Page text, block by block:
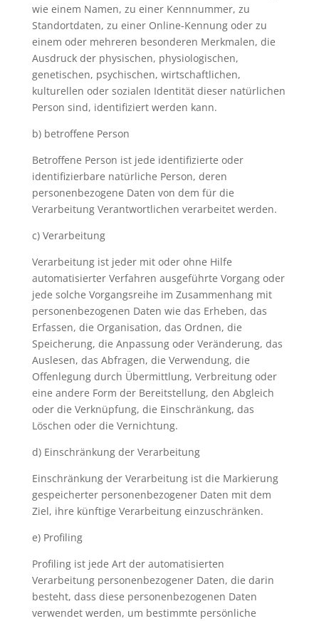
wie einem Namen, zu einer Kennnummer, zu
Standortdaten, zu einer Online-Kennung oder zu
einem oder mehreren besonderen Merkmalen, die
Ausdruck der physischen, physiologischen,
genetischen, psychischen, wirtschaftlichen,
kulturellen oder sozialen Identität dieser natürlichen
Person sind, identifiziert werden kann.
b) betroffene Person
Betroffene Person ist jede identifizierte oder
identifizierbare natürliche Person, deren
personenbezogene Daten von dem für die
Verarbeitung Verantwortlichen verarbeitet werden.
c) Verarbeitung
Verarbeitung ist jeder mit oder ohne Hilfe
automatisierter Verfahren ausgeführte Vorgang oder
jede solche Vorgangsreihe im Zusammenhang mit
personenbezogenen Daten wie das Erheben, das
Erfassen, die Organisation, das Ordnen, die
Speicherung, die Anpassung oder Veränderung, das
Auslesen, das Abfragen, die Verwendung, die
Offenlegung durch Übermittlung, Verbreitung oder
eine andere Form der Bereitstellung, den Abgleich
oder die Verknüpfung, die Einschränkung, das
Löschen oder die Vernichtung.
d) Einschränkung der Verarbeitung
Einschränkung der Verarbeitung ist die Markierung
gespeicherter personenbezogener Daten mit dem
Ziel, ihre künftige Verarbeitung einzuschränken.
e) Profiling
Profiling ist jede Art der automatisierten
Verarbeitung personenbezogener Daten, die darin
besteht, dass diese personenbezogenen Daten
verwendet werden, um bestimmte persönliche